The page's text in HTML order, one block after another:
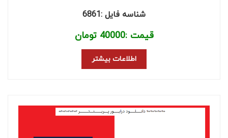
شناسه فایل :6861
قیمت :40000 تومان
اطلاعات بیشتر